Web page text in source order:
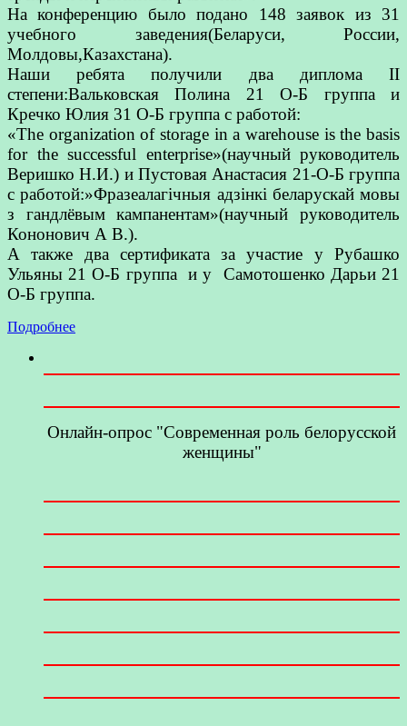
На конференцию было подано 148 заявок из 31
учебного заведения(Беларуси, России,
Молдовы,Казахстана).
Наши ребята получили два диплома II
степени:Вальковская Полина 21 О-Б группа и
Кречко Юлия 31 О-Б группа с работой:
«The organization of storage in a warehouse is the basis
for the successful enterprise»(научный руководитель
Веришко Н.И.) и Пустовая Анастасия 21-О-Б группа
с работой:»Фразеалагічныя адзінкі беларускай мовы
з гандлёвым кампанентам»(научный руководитель
Кононович А В.).
А также два сертификата за участие у Рубашко
Ульяны 21 О-Б группа и у Самотошенко Дарьи 21
О-Б группа.
Подробнее
Онлайн-опрос "Современная роль белорусской
женщины"